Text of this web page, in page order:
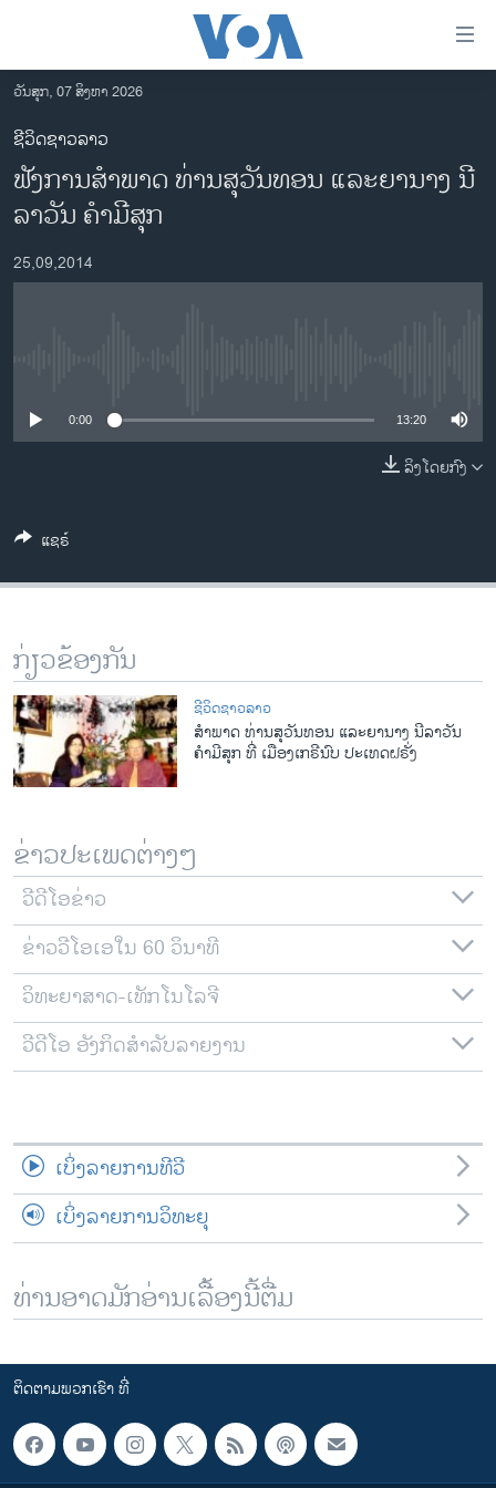
ເຂົ້າ
ຫາ
ຂ້າມ
ຂ້າມ
ຂ້າມ
ໄປ
ຫາ
ຊອກ
ລາວ
ອາເມຣິກາ
ການເລືອກຕັ້ງ ປະທານາທີບໍດີ ສະຫະລັດ 2024
ຂ່າວ​ຈີນ
ຊີວິດຊາວລາວ
ທຸລະກິດ
ພາສາອັງກິດ
ສຽງ
ລາຍການກະຈາຍສຽງ
ລາຍງານ
ຕິດຕາມພວກເຮົາ ທີ່
ພາສາຕ່າງໆ
ວັນສຸກ, 07 ສິງຫາ 2026
ຊີວິດຊາວລາວ
ຟັງການສຳພາດ ທ່ານສຸວັນທອນ ແລະຍານາງ ນີ
ລາວັນ ຄຳມີສຸກ
25,09,2014
0:00 13:20
ລິງໂດຍກົງ
ແຊຣ໌
ກ່ຽວຂ້ອງກັນ
ຊີວິດຊາວລາວ
ສຳພາດ ທ່ານສຸວັນທອນ ແລະຍານາງ ນີລາວັນ
ຄຳມີສຸກ ທີ່ ເມືອງເກຣີນົບ ປະເທດຝຣັ່ງ
ຂ່າວປະເພດຕ່າງໆ
ວີດີໂອຂ່າວ
ຂ່າວວີໂອເອໃນ 60 ວິນາທີ
ວິທະຍາສາດ-ເທັກໂນໂລຈີ
ວີດີໂອ ອັງກິດສຳລັບລາຍງານ
ເບິ່ງລາຍການທີວີ
ເບິ່ງລາຍການວິທະຍຸ
ທ່ານອາດມັກອ່ານເລື້ອງນີ້ຕື່ມ
ຕິດຕາມພວກເຮົາ ທີ່